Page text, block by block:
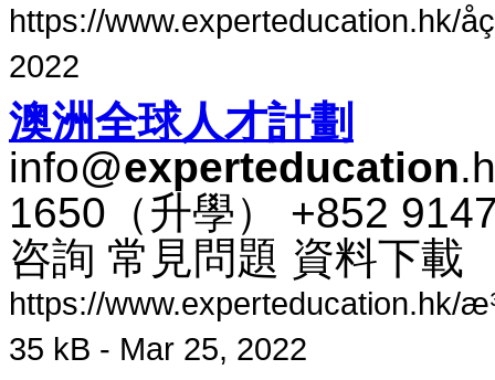
https://www.experteducation.hk/
2022
澳​洲​全​球​人​才​計​劃
info@experteducation
1650​（​升​學​） +852
咨​詢 常​見​問題 資料​下​載
https://www.experteducation.hk/
35 kB - Mar 25, 2022